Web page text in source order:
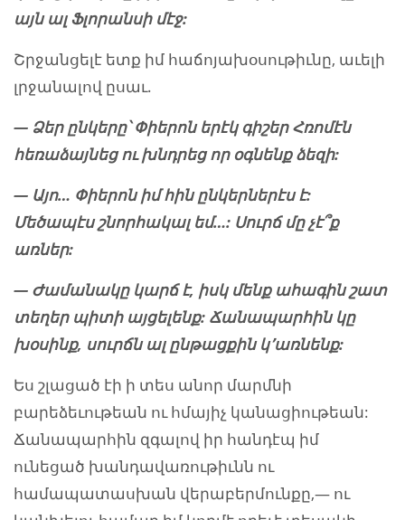
այն ալ Ֆլորանսի մէջ:
Շրջանցելէ ետք իմ հաճոյախօսութիւնը, աւելի
լրջանալով ըսաւ.
— Ձեր ընկերը՝ Փիերոն երէկ գիշեր Հռոմէն
հեռաձայնեց ու խնդրեց որ օգնենք ձեզի:
— Այո… Փիերոն իմ հին ընկերներէս է:
Մեծապէս շնորհակալ եմ…: Սուրճ մը չէ՞ք
առներ:
— Ժամանակը կարճ է, իսկ մենք ահագին շատ
տեղեր պիտի այցելենք: Ճանապարհին կը
խօսինք, սուրճն ալ ընթացքին կ՚առնենք:
Ես շլացած էի ի տես անոր մարմնի
բարեձեւութեան ու հմայիչ կանացիութեան:
Ճանապարհին զգալով իր հանդէպ իմ
ունեցած խանդավառութիւնն ու
համապատասխան վերաբերմունքը,— ու